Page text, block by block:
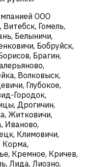
ООО
Гомель,
Белыничи,
Бобруйск,
Брагин,
Волковыск,
Глубокое,
Городок,
Дрогичин,
Житковичи,
Иваново,
Климовичи,
Корма,
Кремное, Кричев,
Лида, Лиозно,